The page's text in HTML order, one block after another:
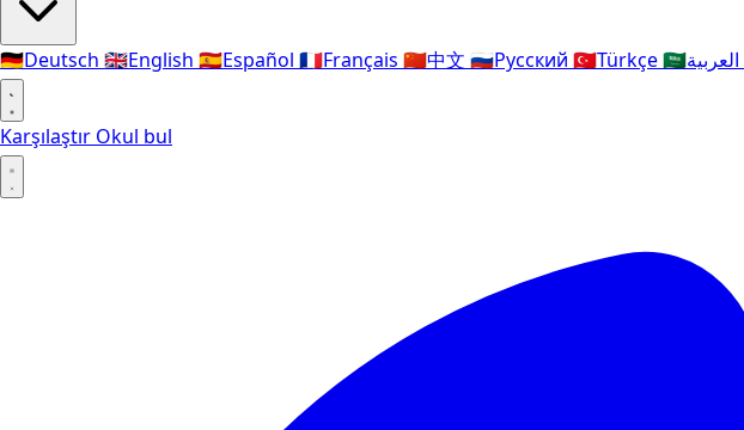
🇩🇪Deutsch 🇬🇧English 🇪🇸Español 🇫🇷Français 🇨🇳中文 🇷🇺Русский 🇹🇷Türkçe🇸🇦
Karşılaştır Okul bul